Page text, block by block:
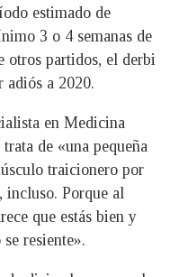
estimado de
3 o 4 semanas de
otros partidos, el derbi
adiós a 2020.
en Medicina
de «una pequeña
traicionero por
incluso. Porque al
que estás bien y
resiente».